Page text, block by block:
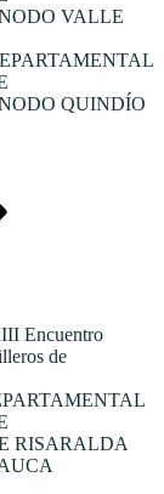
VALLE
QUINDÍO
Encuentro
de
RISARALDA